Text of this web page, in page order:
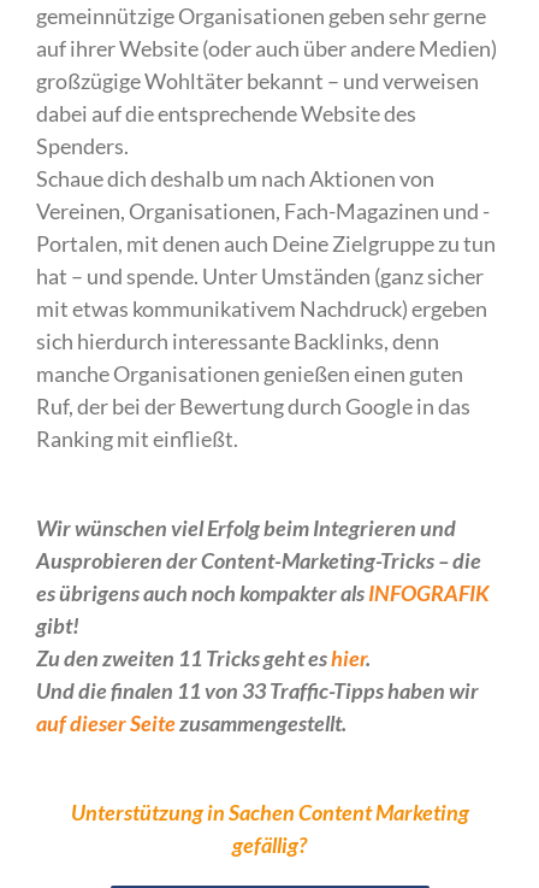
gemeinnützige Organisationen geben sehr gerne
auf ihrer Website (oder auch über andere Medien)
großzügige Wohltäter bekannt – und verweisen
dabei auf die entsprechende Website des
Spenders.
Schaue dich deshalb um nach Aktionen von
Vereinen, Organisationen, Fach-Magazinen und -
Portalen, mit denen auch Deine Zielgruppe zu tun
hat – und spende. Unter Umständen (ganz sicher
mit etwas kommunikativem Nachdruck) ergeben
sich hierdurch interessante Backlinks, denn
manche Organisationen genießen einen guten
Ruf, der bei der Bewertung durch Google in das
Ranking mit einfließt.
Wir wünschen viel Erfolg beim Integrieren und
Ausprobieren der Content-Marketing-Tricks – die
es übrigens auch noch kompakter alsINFOGRAFIK
gibt!
Zu den zweiten 11 Tricks geht eshier.
Und die finalen 11 von 33 Traffic-Tipps haben wir
auf dieser Seitezusammengestellt.
Unterstützung in Sachen Content Marketing
gefällig?